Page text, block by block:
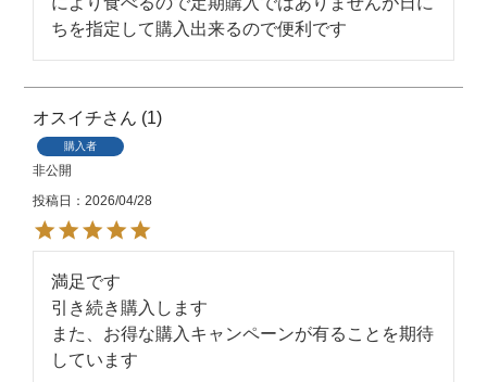
ちを指定して購入出来るので便利です
オスイチ 1
購入者
非公開
投稿日
2026/04/28
満足です
引き続き購入します
また、お得な購入キャンペーンが有ることを期待
しています